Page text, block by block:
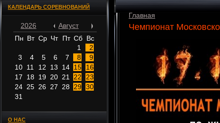
КАЛЕНДАРЬ СОРЕВНОВАНИЙ
2026
Август
Пн Вт Ср Чт Пт Сб Вс
1
2
3
4 5 6 7 8
9
10 11 12 13 14 15
16
17
18 19 20 21 22
23
24 25 26 27 28 29 30
31
О НАС
Главная
Чемпионат